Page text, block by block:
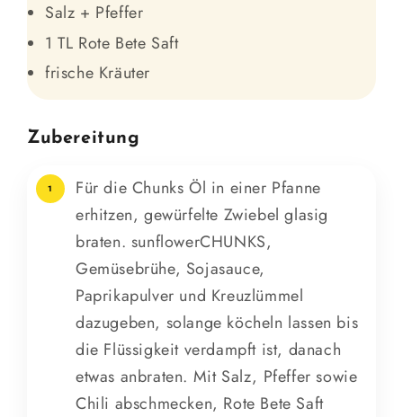
Salz + Pfeffer
1 TL Rote Bete Saft
frische Kräuter
Zubereitung
1
Für die Chunks Öl in einer Pfanne
erhitzen, gewürfelte Zwiebel glasig
braten. sunflowerCHUNKS,
Gemüsebrühe, Sojasauce,
Paprikapulver und Kreuzlümmel
dazugeben, solange köcheln lassen bis
die Flüssigkeit verdampft ist, danach
etwas anbraten. Mit Salz, Pfeffer sowie
Chili abschmecken, Rote Bete Saft